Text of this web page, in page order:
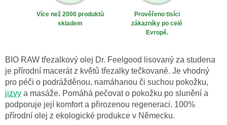
Více než 2000 produktů
skladem
Prověřeno tisíci
zákazníky po celé
Evropě.
BIO RAW třezalkový olej Dr. Feelgood lisovaný za studena
je přírodní macerát z květů třezalky tečkované. Je vhodný
pro péči o podrážděnou, namáhanou či suchou pokožku,
jizvy a masáže. Pomáhá pečovat o pokožku po slunění a
podporuje její komfort a přirozenou regeneraci. 100%
přírodní olej z ekologické produkce v Německu.